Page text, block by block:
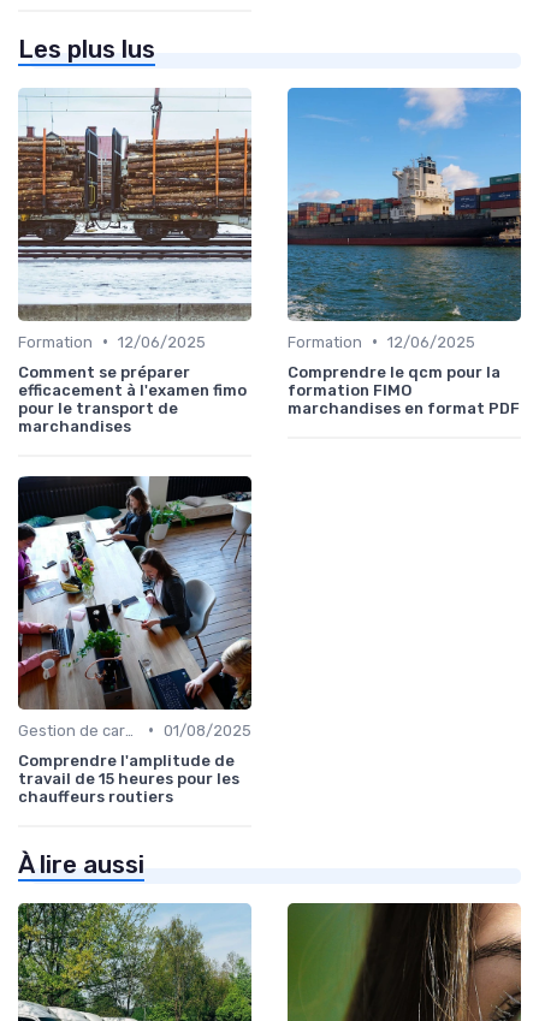
Les plus lus
Formation • 12/06/2025
Comment se préparer
efficacement à l'examen fimo
pour le transport de
marchandises
Formation • 12/06/2025
Comprendre le qcm pour la
formation FIMO
marchandises en format PDF
• 01/08/2025
Comprendre l'amplitude de
travail de 15 heures pour les
chauffeurs routiers
À lire aussi